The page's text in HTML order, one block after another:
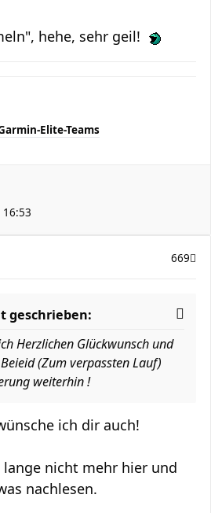
hehe, sehr geil!
Elite-Teams
669
geschrieben:
Herzlichen Glückwunsch und
(Zum verpassten Lauf)
weiterhin !
ich dir auch!
lange nicht mehr hier und
nachlesen.